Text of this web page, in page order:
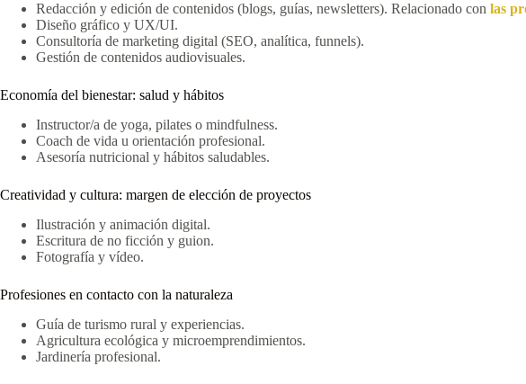
Redacción y edición de contenidos (blogs, guías, newsletters). Relacionado con las
Diseño gráfico y UX/UI.
Consultoría de marketing digital (SEO, analítica, funnels).
Gestión de contenidos audiovisuales.
Economía del bienestar: salud y hábitos
Instructor/a de yoga, pilates o mindfulness.
Coach de vida u orientación profesional.
Asesoría nutricional y hábitos saludables.
Creatividad y cultura: margen de elección de proyectos
Ilustración y animación digital.
Escritura de no ficción y guion.
Fotografía y vídeo.
Profesiones en contacto con la naturaleza
Guía de turismo rural y experiencias.
Agricultura ecológica y microemprendimientos.
Jardinería profesional.